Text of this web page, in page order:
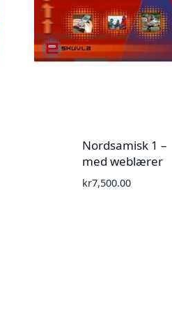
Nordsamisk 1 –
med weblærer
kr7,500.00